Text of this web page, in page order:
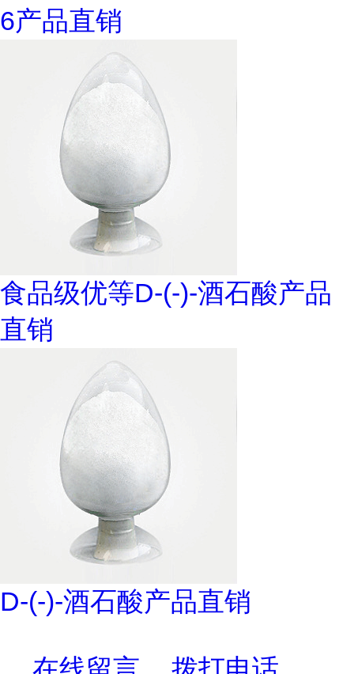
6产品直销
食品级优等D-(-)-酒石酸产品
直销
D-(-)-酒石酸产品直销